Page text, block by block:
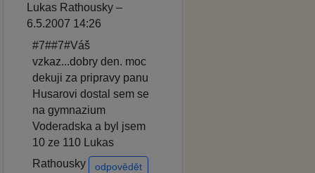
Lukas Rathousky –
6.5.2007 14:26
#7##7#Váš
vzkaz...dobry den. moc
dekuji za pripravy panu
Husarovi dostal sem se
na gymnazium
Voderadska a byl jsem
10 ze 110 Lukas
Rathousky
odpovědět